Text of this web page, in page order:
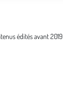
édités avant 2019